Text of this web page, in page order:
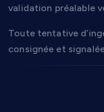
validation préalable
Toute tentative
consignée et